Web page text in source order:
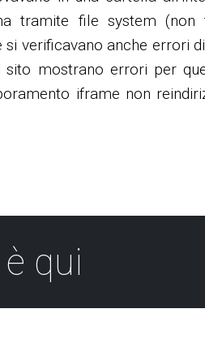
tramite file system
verificavano anche
mostrano errori per
iframe non
è qui